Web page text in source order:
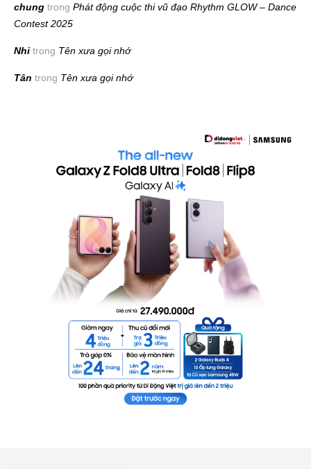
chung trong Phát động cuộc thi vũ đạo Rhythm GLOW – Dance
Contest 2025
Nhi trong Tên xưa gọi nhớ
Tân trong Tên xưa gọi nhớ